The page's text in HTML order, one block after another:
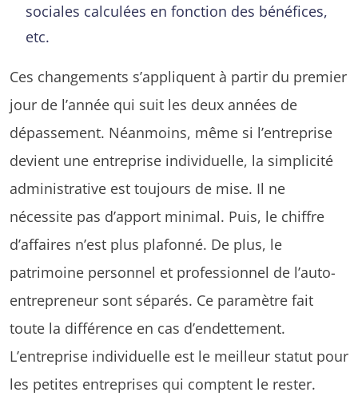
sociales calculées en fonction des bénéfices,
etc.
Ces changements s’appliquent à partir du premier
jour de l’année qui suit les deux années de
dépassement. Néanmoins, même si l’entreprise
devient une entreprise individuelle, la simplicité
administrative est toujours de mise. Il ne
nécessite pas d’apport minimal. Puis, le chiffre
d’affaires n’est plus plafonné. De plus, le
patrimoine personnel et professionnel de l’auto-
entrepreneur sont séparés. Ce paramètre fait
toute la différence en cas d’endettement.
L’entreprise individuelle est le meilleur statut pour
les petites entreprises qui comptent le rester.